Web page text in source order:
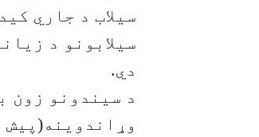
سیلاب د جاري
سیلابونو د
دي.
د سیندونو زون